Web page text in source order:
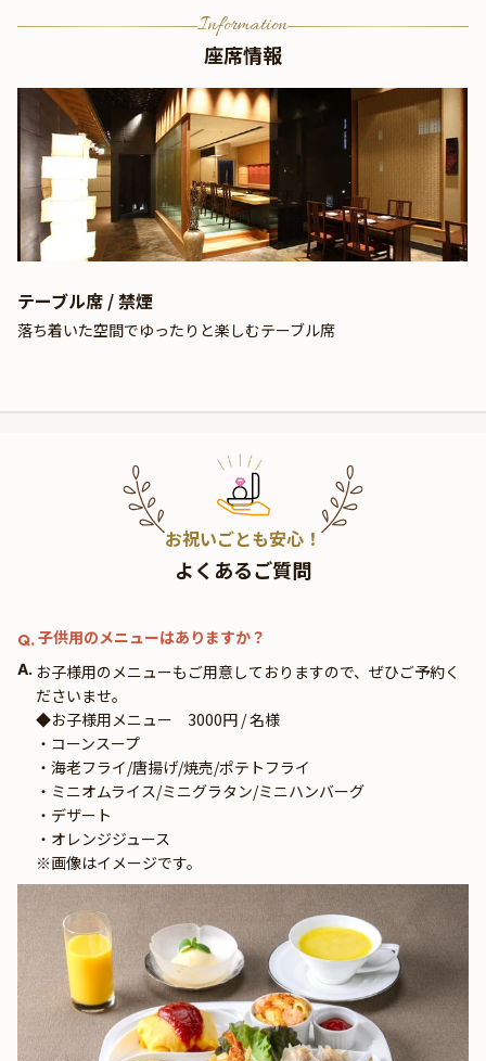
Information
座席情報
テーブル席 / 禁煙
落ち着いた空間でゆったりと楽しむテーブル席
お祝いごとも安心！
よくあるご質問
Q.子供用のメニューはありますか？
A. お子様用のメニューもご用意しておりますので、ぜひご予約く
ださいませ。
◆お子様用メニュー　3000円 / 名様
・コーンスープ
・海老フライ/唐揚げ/焼売/ポテトフライ
・ミニオムライス/ミニグラタン/ミニハンバーグ
・デザート
・オレンジジュース
※画像はイメージです。